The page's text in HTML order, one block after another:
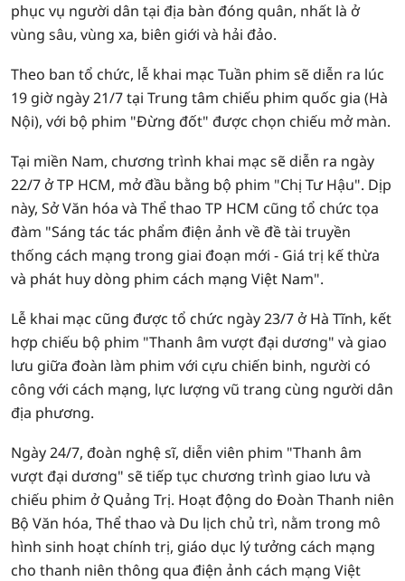
phục vụ người dân tại địa bàn đóng quân, nhất là ở
vùng sâu, vùng xa, biên giới và hải đảo.
Theo ban tổ chức, lễ khai mạc Tuần phim sẽ diễn ra lúc
19 giờ ngày 21/7 tại Trung tâm chiếu phim quốc gia (Hà
Nội), với bộ phim "Đừng đốt" được chọn chiếu mở màn.
Tại miền Nam, chương trình khai mạc sẽ diễn ra ngày
22/7 ở TP HCM, mở đầu bằng bộ phim "Chị Tư Hậu". Dịp
này, Sở Văn hóa và Thể thao TP HCM cũng tổ chức tọa
đàm "Sáng tác tác phẩm điện ảnh về đề tài truyền
thống cách mạng trong giai đoạn mới - Giá trị kế thừa
và phát huy dòng phim cách mạng Việt Nam".
Lễ khai mạc cũng được tổ chức ngày 23/7 ở Hà Tĩnh, kết
hợp chiếu bộ phim "Thanh âm vượt đại dương" và giao
lưu giữa đoàn làm phim với cựu chiến binh, người có
công với cách mạng, lực lượng vũ trang cùng người dân
địa phương.
Ngày 24/7, đoàn nghệ sĩ, diễn viên phim "Thanh âm
vượt đại dương" sẽ tiếp tục chương trình giao lưu và
chiếu phim ở Quảng Trị. Hoạt động do Đoàn Thanh niên
Bộ Văn hóa, Thể thao và Du lịch chủ trì, nằm trong mô
hình sinh hoạt chính trị, giáo dục lý tưởng cách mạng
cho thanh niên thông qua điện ảnh cách mạng Việt